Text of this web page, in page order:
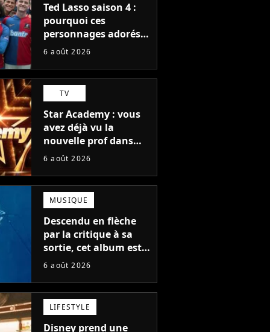
Ted Lasso saison 4 :
pourquoi ces
personnages adorés
des fans ne sont pas
6 août 2026
TV
Star Academy : vous
avez déjà vu la
nouvelle prof dans
The Voice et aux
6 août 2026
MUSIQUE
Descendu en flèche
par la critique à sa
sortie, cet album est
en train de devenir le
auteur
6 août 2026
LIFESTYLE
Disney prend une